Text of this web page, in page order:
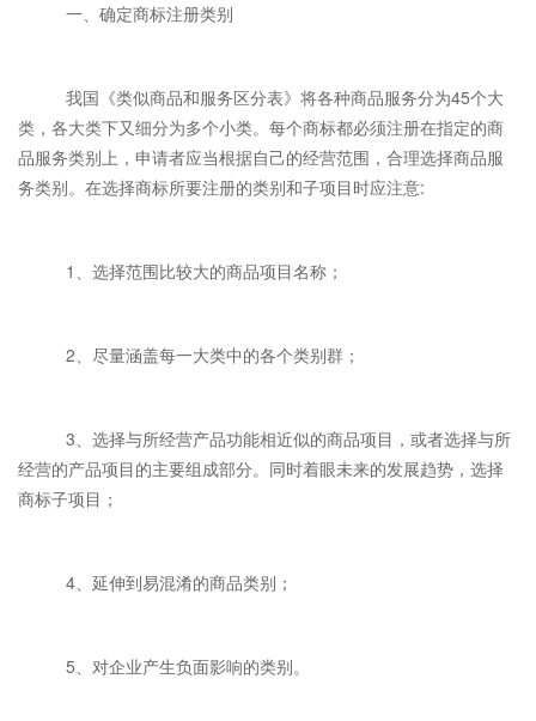
一、确定商标注册类别
我国《类似商品和服务区分表》将各种商品服务分为45个大
类，各大类下又细分为多个小类。每个商标都必须注册在指定的商
品服务类别上，申请者应当根据自己的经营范围，合理选择商品服
务类别。在选择商标所要注册的类别和子项目时应注意:
1、选择范围比较大的商品项目名称；
2、尽量涵盖每一大类中的各个类别群；
3、选择与所经营产品功能相近似的商品项目，或者选择与所
经营的产品项目的主要组成部分。同时着眼未来的发展趋势，选择
商标子项目；
4、延伸到易混淆的商品类别；
5、对企业产生负面影响的类别。